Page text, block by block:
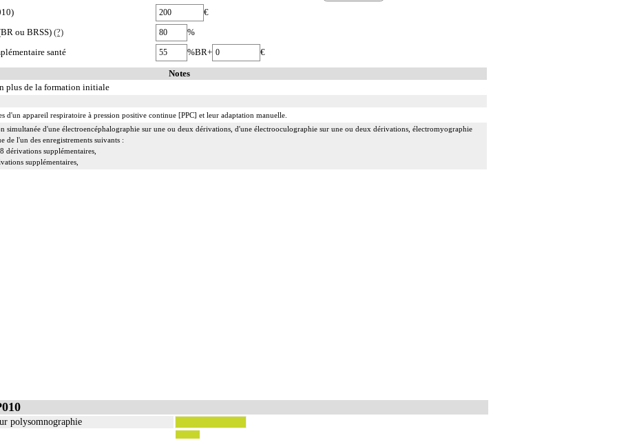
€
ou BRSS) (?)
%
santé
%BR+ €
Notes
plus de la formation initiale
d'un appareil respiratoire à pression positive continue [PPC] et leur adaptation manuelle.
simultanée d'une électroencéphalographie sur une ou deux dérivations, d'une électrooculographie sur une ou deux dérivations, électromyographie
de l'un des enregistrements suivants :
dérivations supplémentaires,
supplémentaires,
(bruits, flux et efforts respiratoires, SaO2, fréquence cardiaque).
du syndrome d'apnée du sommeil, diagnostic de la narcolepsie avec ou sans catalepsie
polysomnographie